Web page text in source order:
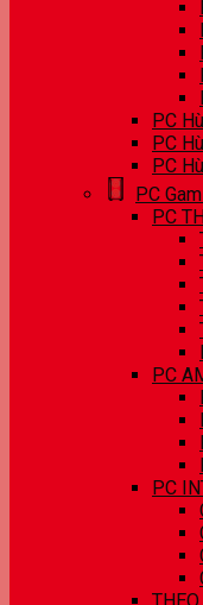
PC
PC
PC
PC
PC
PC
PC